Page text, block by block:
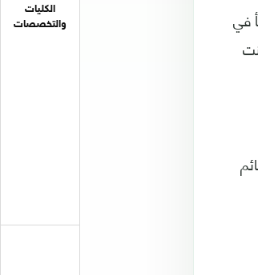
الكليات
والتخصصات
في